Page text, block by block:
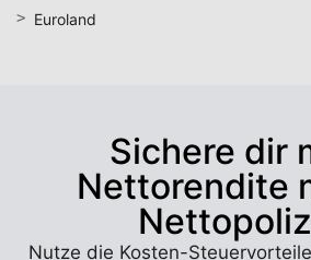
Euroland
Sichere dir
Nettorendite
Nutze die Kosten-